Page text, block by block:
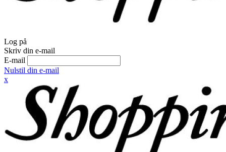
Log på
Skriv din e-mail
E-mail
Nulstil din e-mail
x